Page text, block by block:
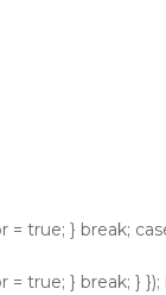
= true; } break;
= true; } break; }